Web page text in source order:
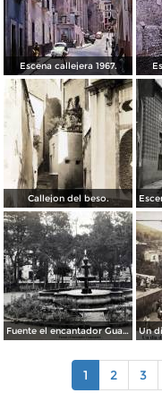
Escena callejera 1967.
Callejon del beso.
Fuente el encantador Guanajuato.
1 2 3